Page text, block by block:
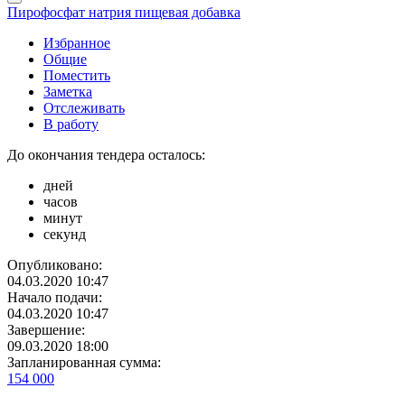
Пирофосфат натрия пищевая добавка
Избранное
Общие
Поместить
Заметка
Отслеживать
В работу
До окончания тендера осталось:
дней
часов
минут
секунд
Опубликовано:
04.03.2020 10:47
Начало подачи:
04.03.2020 10:47
Завершение:
09.03.2020 18:00
Запланированная сумма:
154 000